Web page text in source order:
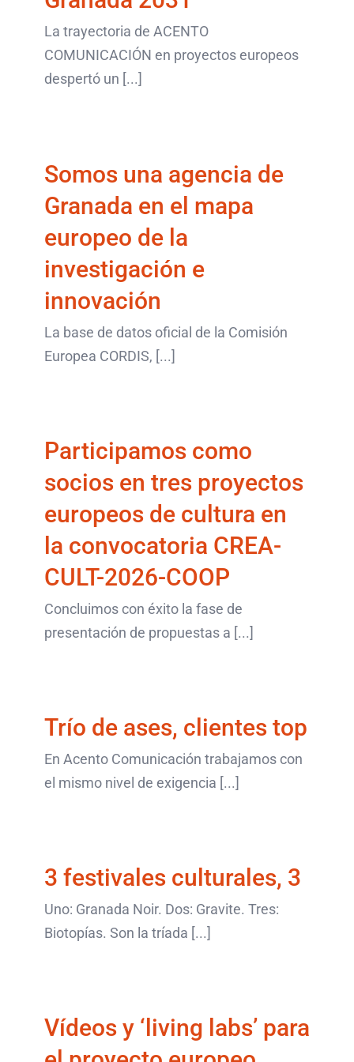
La trayectoria de ACENTO
COMUNICACIÓN en proyectos europeos
despertó un [...]
Somos una agencia de
Granada en el mapa
investigación e
innovación
últimos artículos
Somos una agencia de
Granada en el mapa
europeo de la
investigación e
innovación
La base de datos oficial de la Comisión
Europea CORDIS, [...]
Participamos como
socios en tres
convocatoria CREA-
CULT-2026-COOP
últimos artículos
Participamos como
socios en tres proyectos
europeos de cultura en
la convocatoria CREA-
CULT-2026-COOP
Concluimos con éxito la fase de
presentación de propuestas a [...]
Sin categorizar últimos artículos
Trío de ases, clientes top
En Acento Comunicación trabajamos con
el mismo nivel de exigencia [...]
3 festivales culturales, 3
Uno: Granada Noir. Dos: Gravite. Tres:
Biotopías. Son la tríada [...]
Vídeos y ‘living labs’
europeo Herit Adapt
Vídeos y ‘living labs’ para